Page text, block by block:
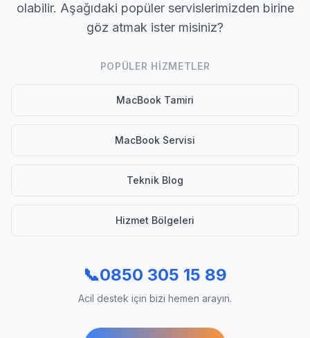
olabilir. Aşağıdaki popüler servislerimizden birine
göz atmak ister misiniz?
POPÜLER HIZMETLER
MacBook Tamiri
MacBook Servisi
Teknik Blog
Hizmet Bölgeleri
📞0850 305 15 89
Acil destek için bizi hemen arayın.